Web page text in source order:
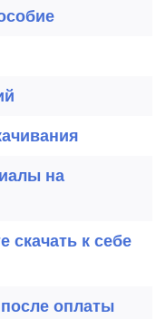
на
скачать к себе
оплаты